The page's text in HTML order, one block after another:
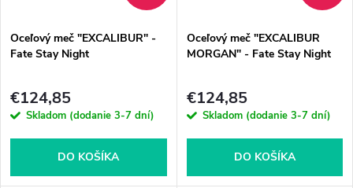
Oceľový meč "EXCALIBUR" -
Fate Stay Night
€124,85
Skladom (dodanie 3-7 dní)
DO KOŠÍKA
Oceľový meč "EXCALIBUR
MORGAN" - Fate Stay Night
€124,85
Skladom (dodanie 3-7 dní)
DO KOŠÍKA